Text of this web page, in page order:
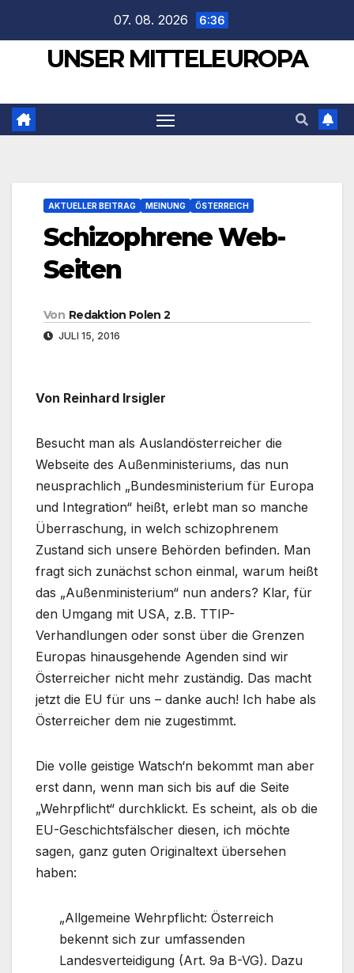
springen
07. 08. 2026 6:36
UNSER MITTELEUROPA
AKTUELLER BEITRAG MEINUNG ÖSTERREICH
Schizophrene Web-
Seiten
Von Redaktion Polen 2
JULI 15, 2016
Von Reinhard Irsigler
Besucht man als Auslandösterreicher die
Webseite des Außenministeriums, das nun
neusprachlich „Bundesministerium für Europa
und Integration“ heißt, erlebt man so manche
Überraschung, in welch schizophrenem
Zustand sich unsere Behörden befinden. Man
fragt sich zunächst schon einmal, warum heißt
das „Außenministerium“ nun anders? Klar, für
den Umgang mit USA, z.B. TTIP-
Verhandlungen oder sonst über die Grenzen
Europas hinausgehende Agenden sind wir
Österreicher nicht mehr zuständig. Das macht
jetzt die EU für uns – danke auch! Ich habe als
Österreicher dem nie zugestimmt.
Die volle geistige Watsch‘n bekommt man aber
erst dann, wenn man sich bis auf die Seite
„Wehrpflicht“ durchklickt. Es scheint, als ob die
EU-Geschichtsfälscher diesen, ich möchte
sagen, ganz guten Originaltext übersehen
haben:
„Allgemeine Wehrpflicht: Österreich
bekennt sich zur umfassenden
Landesverteidigung (Art. 9a B-VG). Dazu